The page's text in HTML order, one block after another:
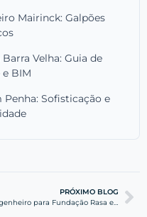
Mairinck: Galpões
Velha: Guia de
BIM
Sofisticação e
PRÓXIMO BLOG
Engenheiro para Fundação Rasa em Navegantes: Segurança